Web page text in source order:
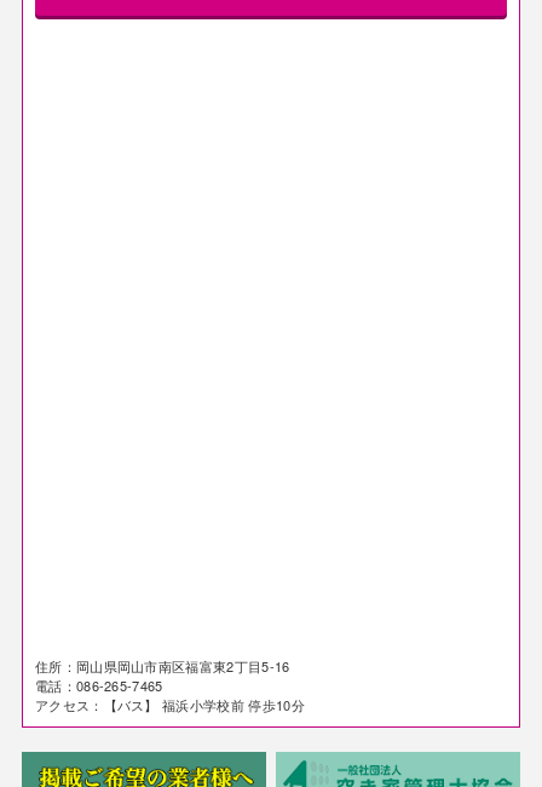
住所：岡山県岡山市南区福富東2丁目5-16
電話：086-265-7465
アクセス：【バス】 福浜小学校前 停歩10分